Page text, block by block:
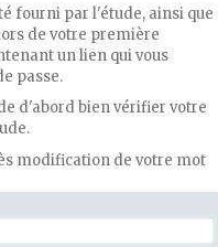
fourni par l'étude, ainsi que
de votre première
un lien qui vous
passe.
d'abord bien vérifier votre
modification de votre mot